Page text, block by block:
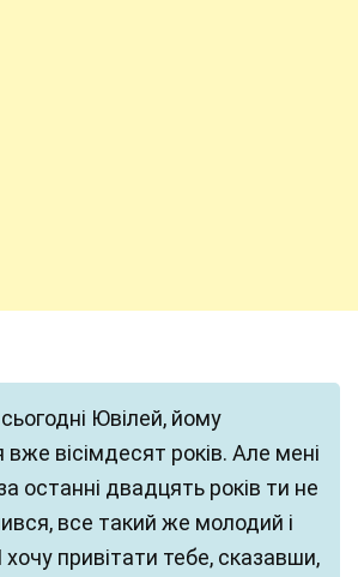
Ювілей, йому
вісімдесят років. Але мені
останні двадцять років ти не
все такий же молодий і
хочу привітати тебе, сказавши,